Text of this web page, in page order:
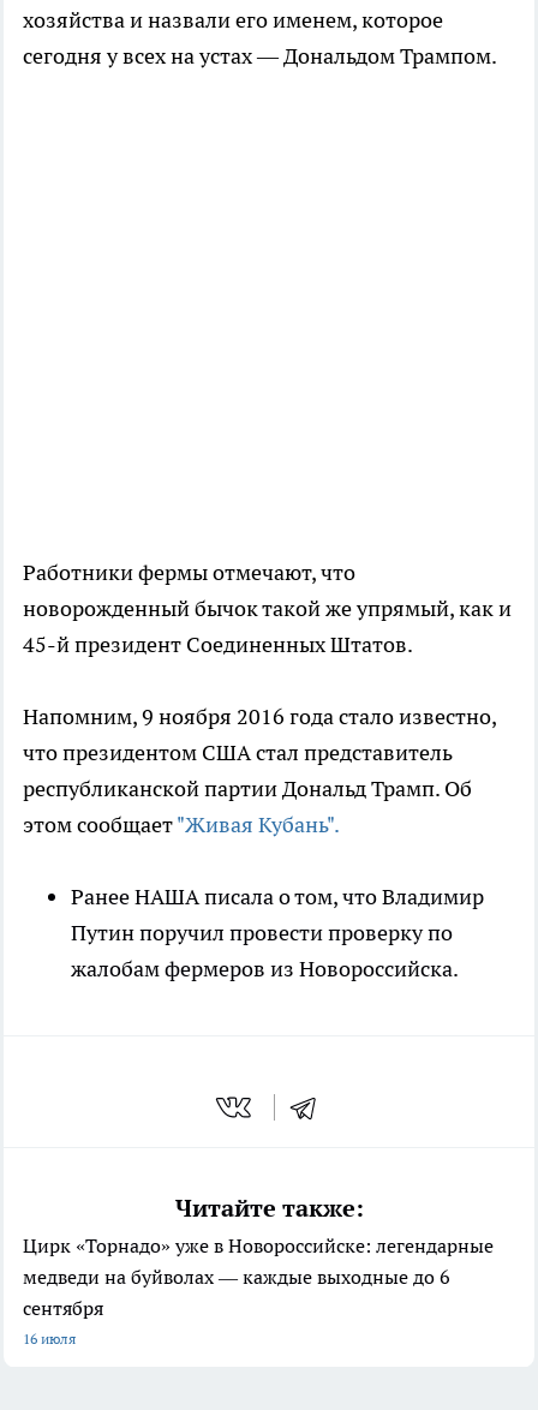
хозяйства и назвали его именем, которое
сегодня у всех на устах — Дональдом Трампом.
Работники фермы отмечают, что
новорожденный бычок такой же упрямый, как и
45-й президент Соединенных Штатов.
Напомним, 9 ноября 2016 года стало известно,
что президентом США стал представитель
республиканской партии Дональд Трамп. Об
этом сообщает"Живая Кубань".
Ранее НАША писала о том, что Владимир
Путин поручил провести проверку по
жалобам фермеров из Новороссийска.
Читайте также:
Цирк «Торнадо» уже в Новороссийске: легендарные
медведи на буйволах — каждые выходные до 6
сентября
16 июля